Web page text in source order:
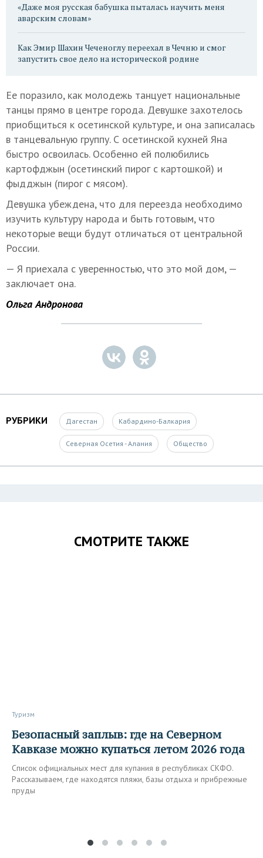
«Даже моя русская бабушка пыталась научить меня
аварским словам»
Как Эмир Шахин Чеченоглу переехал в Чечню и смог
запустить свое дело на исторической родине
Ее поразило, как молодежь танцует национальные
танцы прямо в центре города. Девушке захотелось
приобщиться к осетинской культуре, и она записалась
в танцевальную группу. С осетинской кухней Яна
быстро освоилась. Особенно ей полюбились
картофджын (осетинский пирог с картошкой) и
фыдджын (пирог с мясом).
Девушка убеждена, что для переезда необходимо
изучить культуру народа и быть готовым, что
некоторые вещи будут отличаться от центральной
России.
— Я приехала с уверенностью, что это мой дом, —
заключает она.
Ольга Андронова
РУБРИКИ Дагестан Кабардино-Балкария
Северная Осетия - Алания Общество
СМОТРИТЕ ТАКЖЕ
Туризм
Безопасный заплыв: где на Северном
Кавказе можно купаться летом 2026 года
Список официальных мест для купания в республиках СКФО.
Рассказываем, где находятся пляжи, базы отдыха и прибрежные
пруды